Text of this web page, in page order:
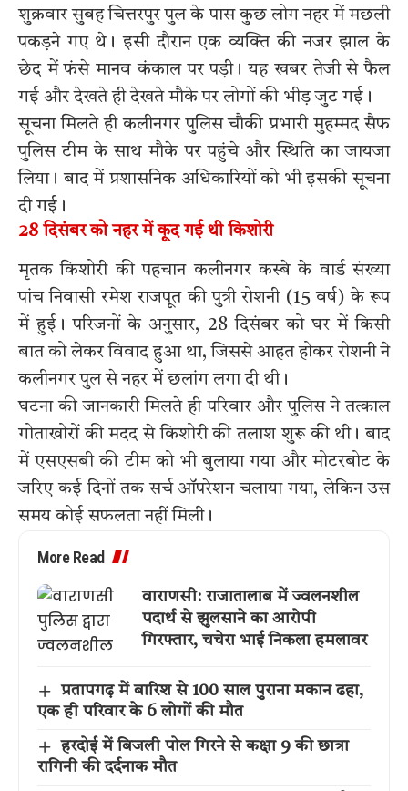
शुक्रवार सुबह चित्तरपुर पुल के पास कुछ लोग नहर में मछली
पकड़ने गए थे। इसी दौरान एक व्यक्ति की नजर झाल के
छेद में फंसे मानव कंकाल पर पड़ी। यह खबर तेजी से फैल
गई और देखते ही देखते मौके पर लोगों की भीड़ जुट गई।
सूचना मिलते ही कलीनगर पुलिस चौकी प्रभारी मुहम्मद सैफ
पुलिस टीम के साथ मौके पर पहुंचे और स्थिति का जायजा
लिया। बाद में प्रशासनिक अधिकारियों को भी इसकी सूचना
दी गई।
28 दिसंबर को नहर में कूद गई थी किशोरी
मृतक किशोरी की पहचान कलीनगर कस्बे के वार्ड संख्या
पांच निवासी रमेश राजपूत की पुत्री रोशनी (15 वर्ष) के रूप
में हुई। परिजनों के अनुसार, 28 दिसंबर को घर में किसी
बात को लेकर विवाद हुआ था, जिससे आहत होकर रोशनी ने
कलीनगर पुल से नहर में छलांग लगा दी थी।
घटना की जानकारी मिलते ही परिवार और पुलिस ने तत्काल
गोताखोरों की मदद से किशोरी की तलाश शुरू की थी। बाद
में एसएसबी की टीम को भी बुलाया गया और मोटरबोट के
जरिए कई दिनों तक सर्च ऑपरेशन चलाया गया, लेकिन उस
समय कोई सफलता नहीं मिली।
More Read
वाराणसी: राजातालाब में ज्वलनशील
पदार्थ से झुलसाने का आरोपी
गिरफ्तार, चचेरा भाई निकला हमलावर
प्रतापगढ़ में बारिश से 100 साल पुराना मकान ढहा,
एक ही परिवार के 6 लोगों की मौत
हरदोई में बिजली पोल गिरने से कक्षा 9 की छात्रा
रागिनी की दर्दनाक मौत